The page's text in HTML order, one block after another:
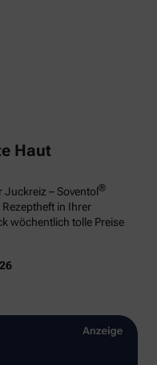
Haut
– Soventol®
in Ihrer
wöchentlich tolle Preise